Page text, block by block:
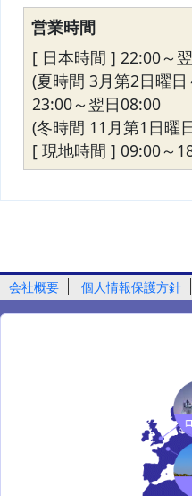
営業時間
[ 日本時間 ] 22:00～
(夏時間 3月第2日曜
23:00～翌日08:00
(冬時間 11月第1日曜
[ 現地時間 ] 09:00～
会社概要 個人情報保護方針